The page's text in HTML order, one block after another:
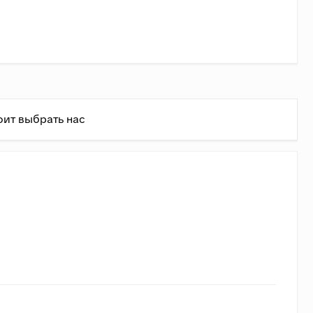
выбрать нас
(примерно совпадает с формулой до 3500 кг).